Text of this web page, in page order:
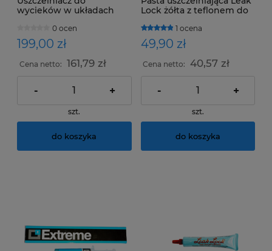
wycieków w układach
0 ocen
199,00 zł
Cena netto: 161,79 zł
- +
szt.
do koszyka
Lock żółta z teflonem do
układzie klimatyzacji
1 ocena
49,90 zł
Cena netto: 40,57 zł
- +
szt.
do koszyka